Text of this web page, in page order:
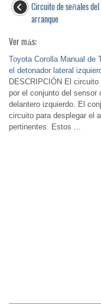
Circuito de señales
arranque
Ver más:
Toyota Corolla Manual de
el detonador lateral
DESCRIPCIÓN El
por el conjunto del sensor
delantero izquierdo. El
circuito para desplegar el
pertinentes. Estos ...